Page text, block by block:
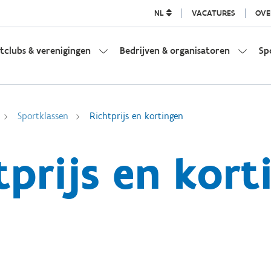
NL VACATURES
& verenigingen Bedrijven & organisatoren
Sportklassen Richtprijs en kortingen
en